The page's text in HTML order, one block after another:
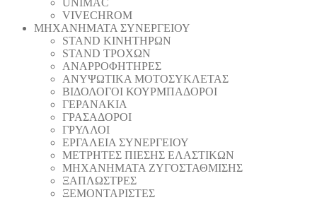
VIVECHROM
ΜΗΧΑΝΗΜΑΤΑ ΣΥΝΕΡΓΕΙΟΥ
STAND ΚΙΝΗΤΗΡΩΝ
STAND ΤΡΟΧΩΝ
ΑΝΑΡΡΟΦΗΤΗΡΕΣ
ΑΝΥΨΩΤΙΚΑ ΜΟΤΟΣΥΚΛΕΤΑΣ
ΒΙΔΟΛΟΓΟΙ ΚΟΥΡΜΠΑΔΟΡΟΙ
ΓΕΡΑΝΑΚΙΑ
ΓΡΑΣΑΔΟΡΟΙ
ΓΡΥΛΛΟΙ
ΕΡΓΑΛΕΙΑ ΣΥΝΕΡΓΕΙΟΥ
ΜΕΤΡΗΤΕΣ ΠΙΕΣΗΣ ΕΛΑΣΤΙΚΩΝ
ΜΗΧΑΝΗΜΑΤΑ ΖΥΓΟΣΤΑΘΜΙΣΗΣ
ΞΑΠΛΩΣΤΡΕΣ
ΞΕΜΟΝΤΑΡΙΣΤΕΣ